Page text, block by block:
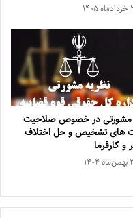
مشورتی در خصوص صلاحیت
های تشخیص و حل اختلاف
و کارفرما